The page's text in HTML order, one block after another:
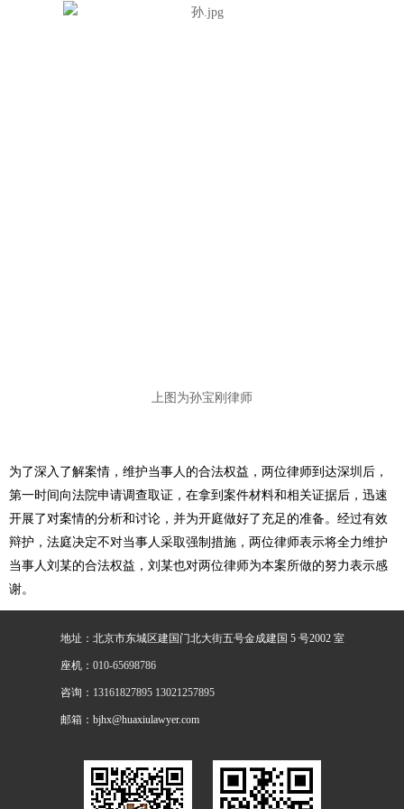
上图为孙宝刚律师
为了深入了解案情，维护当事人的合法权益，两位律师到达深圳后，
第一时间向法院申请调查取证，在拿到案件材料和相关证据后，迅速
开展了对案情的分析和讨论，并为开庭做好了充足的准备。经过有效
辩护，法庭决定不对当事人采取强制措施，两位律师表示将全力维护
当事人刘某的合法权益，刘某也对两位律师为本案所做的努力表示感
谢。
地址：北京市东城区建国门北大街五号金成建国 5 号2002 室
座机： 010-65698786
咨询： 13161827895 13021257895
邮箱：bjhx@huaxiulawyer.com